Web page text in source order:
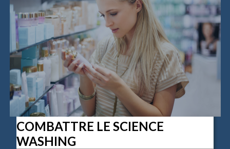
COMBATTRE LE SCIENCE
WASHING